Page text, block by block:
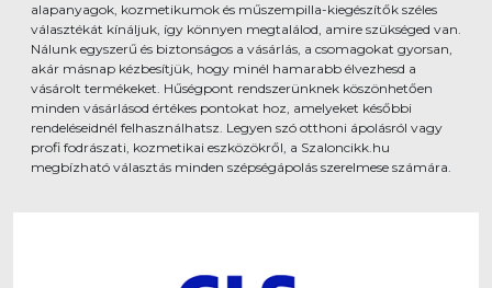
alapanyagok, kozmetikumok és műszempilla-kiegészítők széles
választékát kínáljuk, így könnyen megtalálod, amire szükséged van.
Nálunk egyszerű és biztonságos a vásárlás, a csomagokat gyorsan,
akár másnap kézbesítjük, hogy minél hamarabb élvezhesd a
vásárolt termékeket. Hűségpont rendszerünknek köszönhetően
minden vásárlásod értékes pontokat hoz, amelyeket későbbi
rendeléseidnél felhasználhatsz. Legyen szó otthoni ápolásról vagy
profi fodrászati, kozmetikai eszközökről, a Szaloncikk.hu
megbízható választás minden szépségápolás szerelmese számára.